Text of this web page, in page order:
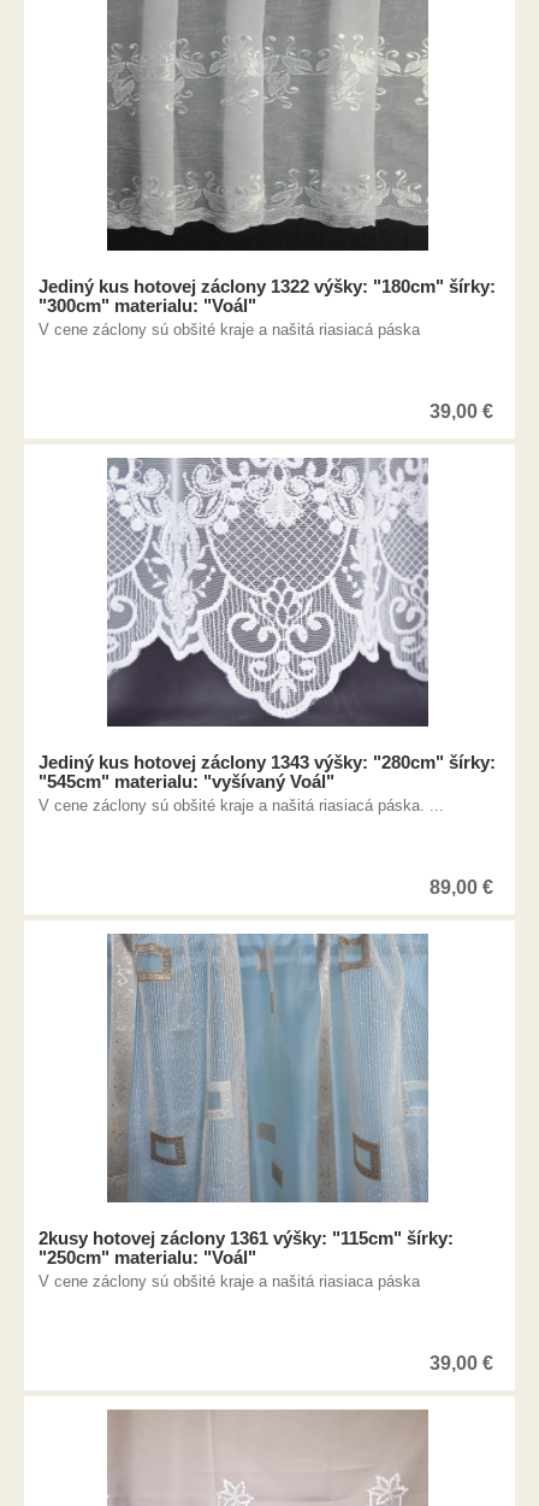
Jediný kus hotovej záclony 1322 výšky: "180cm" šírky:
"300cm" materialu: "Voál"
V cene záclony sú obšité kraje a našitá riasiacá páska
39,00 €
Jediný kus hotovej záclony 1343 výšky: "280cm" šírky:
"545cm" materialu: "vyšívaný Voál"
V cene záclony sú obšité kraje a našitá riasiacá páska. ...
89,00 €
2kusy hotovej záclony 1361 výšky: "115cm" šírky:
"250cm" materialu: "Voál"
V cene záclony sú obšité kraje a našitá riasiaca páska
39,00 €